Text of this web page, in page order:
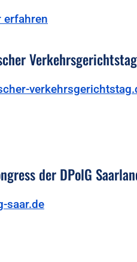
erfahren
der DPolG
saar.de